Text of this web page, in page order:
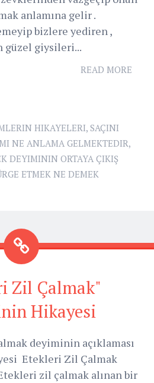
anlamına gelir .
bizlere yediren ,
güzel giysileri...
READ MORE
HIKAYELERI, SAÇINI
NE ANLAMA GELMEKTEDIR,
DEYIMININ ORTAYA ÇIKIŞ
ETMEK NE DEMEK
Zil Çalmak"
Hikayesi
deyiminin açıklaması
Etekleri Zil Çalmak
zil çalmak alınan bir